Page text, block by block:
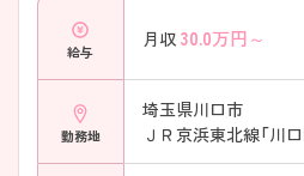
給与
月収 30.0万円～
勤務地
埼玉県川口市
ＪＲ京浜東北線「川